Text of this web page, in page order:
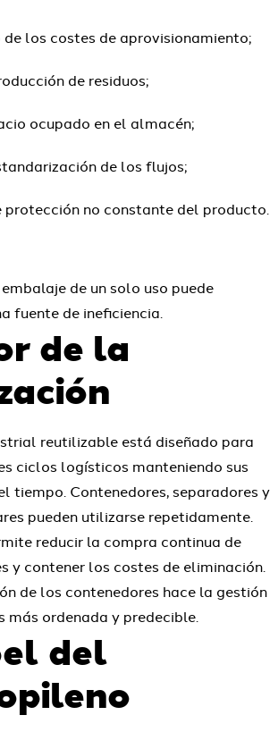
los costes de aprovisionamiento;
de residuos;
ocupado en el almacén;
de los flujos;
protección no constante del producto.
de un solo uso puede
fuente de ineficiencia.
de la
reutilizable está diseñado para
ciclos logísticos manteniendo sus
tiempo. Contenedores, separadores y
pueden utilizarse repetidamente.
reducir la compra continua de
y contener los costes de eliminación.
de los contenedores hace la gestión
más ordenada y predecible.
del